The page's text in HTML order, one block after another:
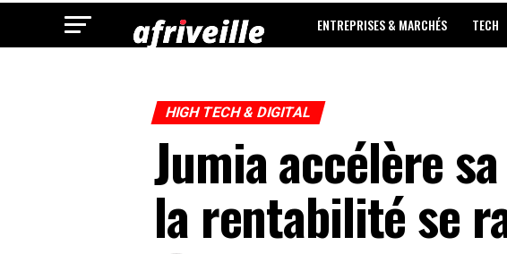
ENTREPRISES & MARCHÉS TECH
HIGH TECH & DIGITAL
Jumia accélère
la rentabilité se